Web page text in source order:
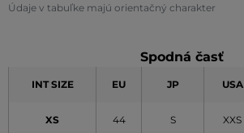
Údaje v tabuľke majú orientačný charakter
Spodná časť
INT SIZE EU JP USA
XS 44 S XXS